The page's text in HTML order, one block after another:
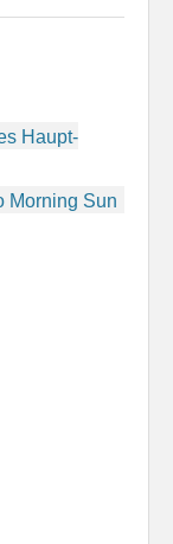
Haupt-
Morning Sun